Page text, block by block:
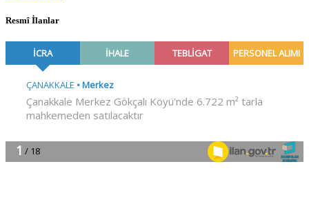
Resmî İlanlar